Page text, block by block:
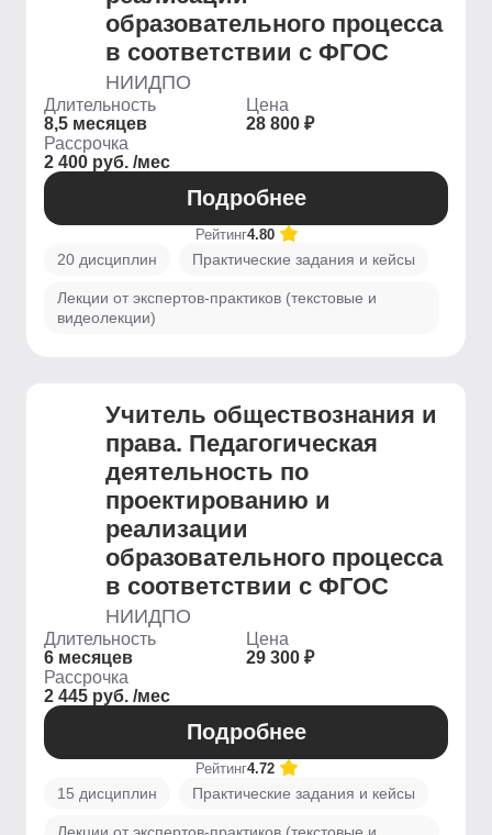
образовательного процесса
в соответствии с ФГОС
НИИДПО
Длительность
8,5 месяцев
Цена
28 800 ₽
Рассрочка
2 400 руб. /мес
Подробнее
Рейтинг4.80
20 дисциплин Практические задания и кейсы
Лекции от экспертов-практиков (текстовые и
видеолекции)
Учитель обществознания и
права. Педагогическая
деятельность по
проектированию и
реализации
образовательного процесса
в соответствии с ФГОС
НИИДПО
Длительность
6 месяцев
Цена
29 300 ₽
Рассрочка
2 445 руб. /мес
Подробнее
Рейтинг4.72
15 дисциплин Практические задания и кейсы